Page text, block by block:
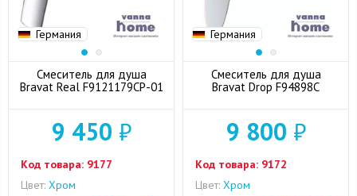
Германия
Смеситель для душа
Bravat Real F9121179CP-01
9 450 ₽
Код товара: 9177
Цвет: Хром
Германия
Смеситель для душа
Bravat Drop F94898C
9 800 ₽
Код товара: 9172
Цвет: Хром